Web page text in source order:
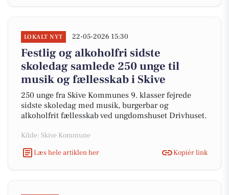
LOKALT NYT 22-05-2026 15:30
Festlig og alkoholfri sidste
skoledag samlede 250 unge til
musik og fællesskab i Skive
250 unge fra Skive Kommunes 9. klasser fejrede
sidste skoledag med musik, burgerbar og
alkoholfrit fællesskab ved ungdomshuset Drivhuset.
Kilde: Skive Kommune
Læs hele artiklen her
Kopiér link